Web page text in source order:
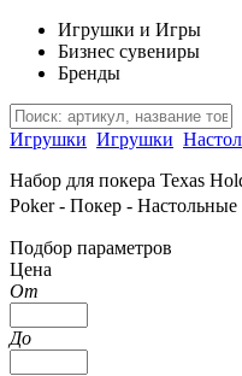
Игрушки и Игры
Бизнес сувениры
Бренды
Игрушки Игрушки
Набор для покера Texas
Poker - Покер -
Подбор параметров
Цена
От
До